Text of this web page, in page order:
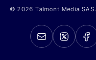
© 2026 Talmont Media